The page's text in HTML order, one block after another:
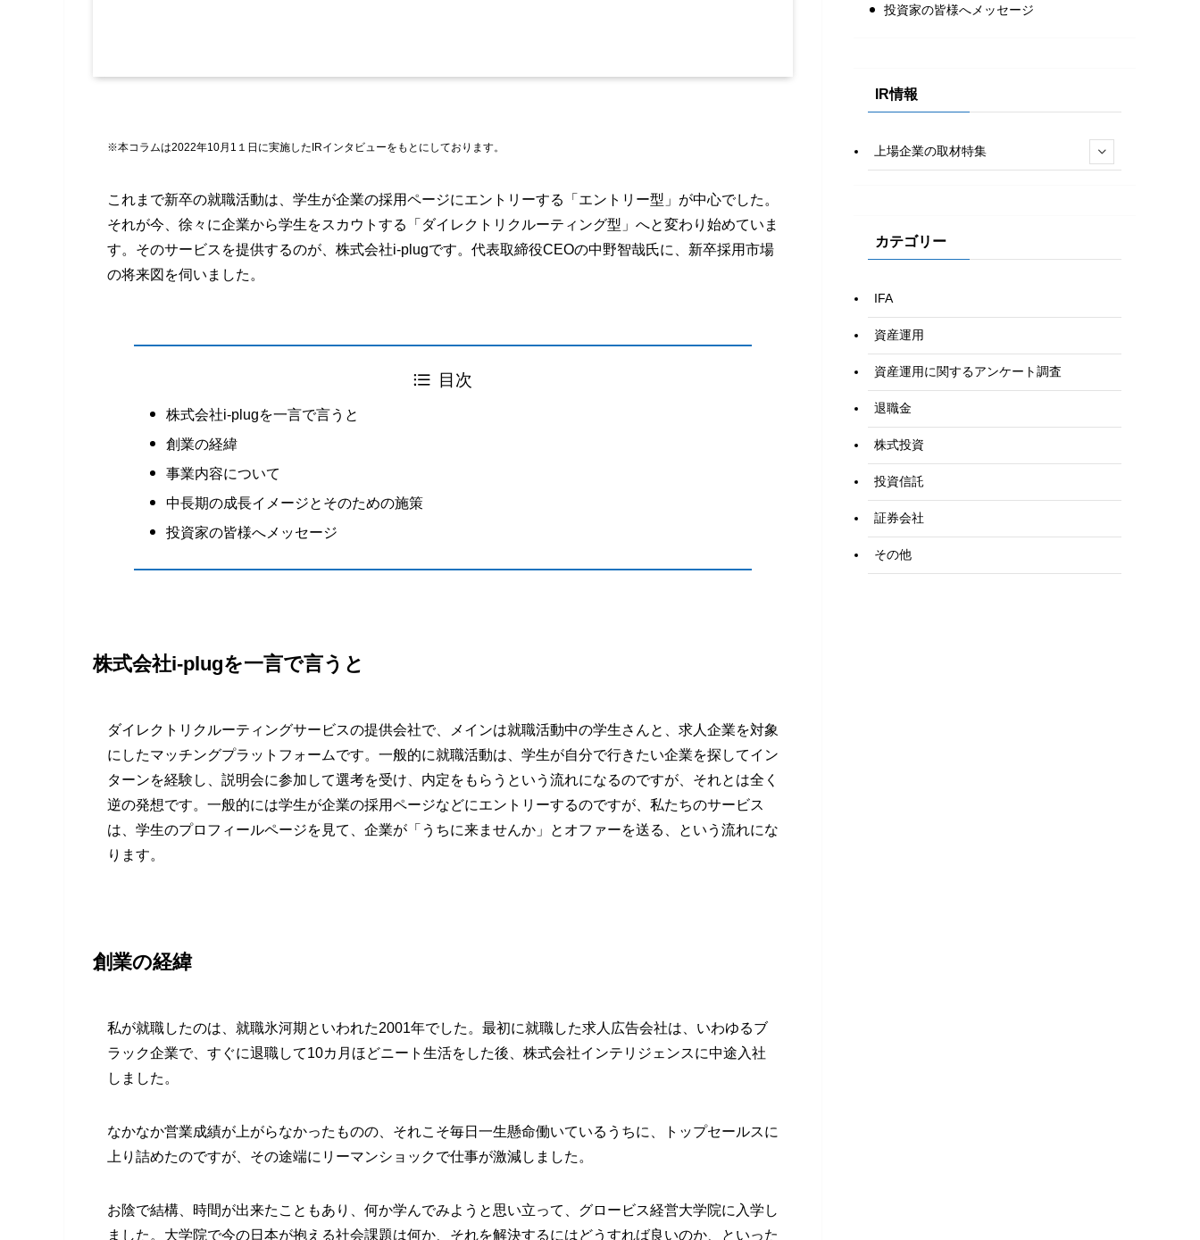
※本コラムは2022年10月1１日に実施したIRインタビューをもとにしております。
これまで新卒の就職活動は、学生が企業の採用ページにエントリーする「エントリー型」が中心でした。
それが今、徐々に企業から学生をスカウトする「ダイレクトリクルーティング型」へと変わり始めていま
す。そのサービスを提供するのが、株式会社i-plugです。代表取締役CEOの中野智哉氏に、新卒採用市場
の将来図を伺いました。
目次
株式会社i-plugを一言で言うと
創業の経緯
事業内容について
中長期の成長イメージとそのための施策
投資家の皆様へメッセージ
株式会社i-plugを一言で言うと
ダイレクトリクルーティングサービスの提供会社で、メインは就職活動中の学生さんと、求人企業を対象
にしたマッチングプラットフォームです。一般的に就職活動は、学生が自分で行きたい企業を探してイン
ターンを経験し、説明会に参加して選考を受け、内定をもらうという流れになるのですが、それとは全く
逆の発想です。一般的には学生が企業の採用ページなどにエントリーするのですが、私たちのサービス
は、学生のプロフィールページを見て、企業が「うちに来ませんか」とオファーを送る、という流れにな
ります。
創業の経緯
私が就職したのは、就職氷河期といわれた2001年でした。最初に就職した求人広告会社は、いわゆるブ
ラック企業で、すぐに退職して10カ月ほどニート生活をした後、株式会社インテリジェンスに中途入社
しました。
なかなか営業成績が上がらなかったものの、それこそ毎日一生懸命働いているうちに、トップセールスに
上り詰めたのですが、その途端にリーマンショックで仕事が激減しました。
お陰で結構、時間が出来たこともあり、何か学んでみようと思い立って、グロービス経営大学院に入学し
ました。大学院で今の日本が抱える社会課題は何か、それを解決するにはどうすれば良いのか、といった
投資家の皆様へメッセージ
IR情報
上場企業の取材特集
カテゴリー
IFA
資産運用
資産運用に関するアンケート調査
退職金
株式投資
投資信託
証券会社
その他